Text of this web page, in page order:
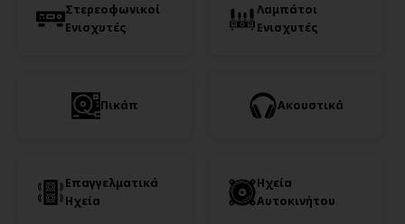
Στερεοφωνικοί
Ενισχυτές
Λαμπάτοι
Ενισχυτές
Πικάπ Ακουστικά
Επαγγελματικά
Ηχεία
Ηχεία
Αυτοκινήτου